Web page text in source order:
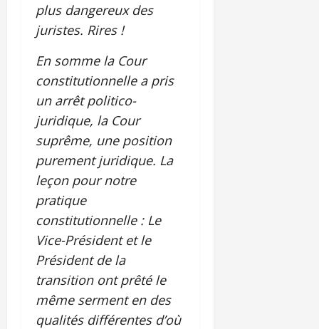
plus dangereux des
juristes. Rires !
En somme la Cour
constitutionnelle a pris
un arrêt politico-
juridique, la Cour
suprême, une position
purement juridique. La
leçon pour notre
pratique
constitutionnelle : Le
Vice-Président et le
Président de la
transition ont prêté le
même serment en des
qualités différentes d’où